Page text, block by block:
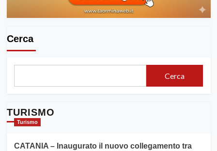
Cerca
Cerca
TURISMO
Turismo
CATANIA – Inaugurato il nuovo collegamento tra